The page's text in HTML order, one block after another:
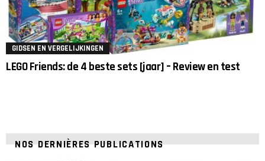
GIDSEN EN VERGELIJKINGEN
LEGO Friends: de 4 beste sets [jaar] – Review en test
NOS DERNIÈRES PUBLICATIONS